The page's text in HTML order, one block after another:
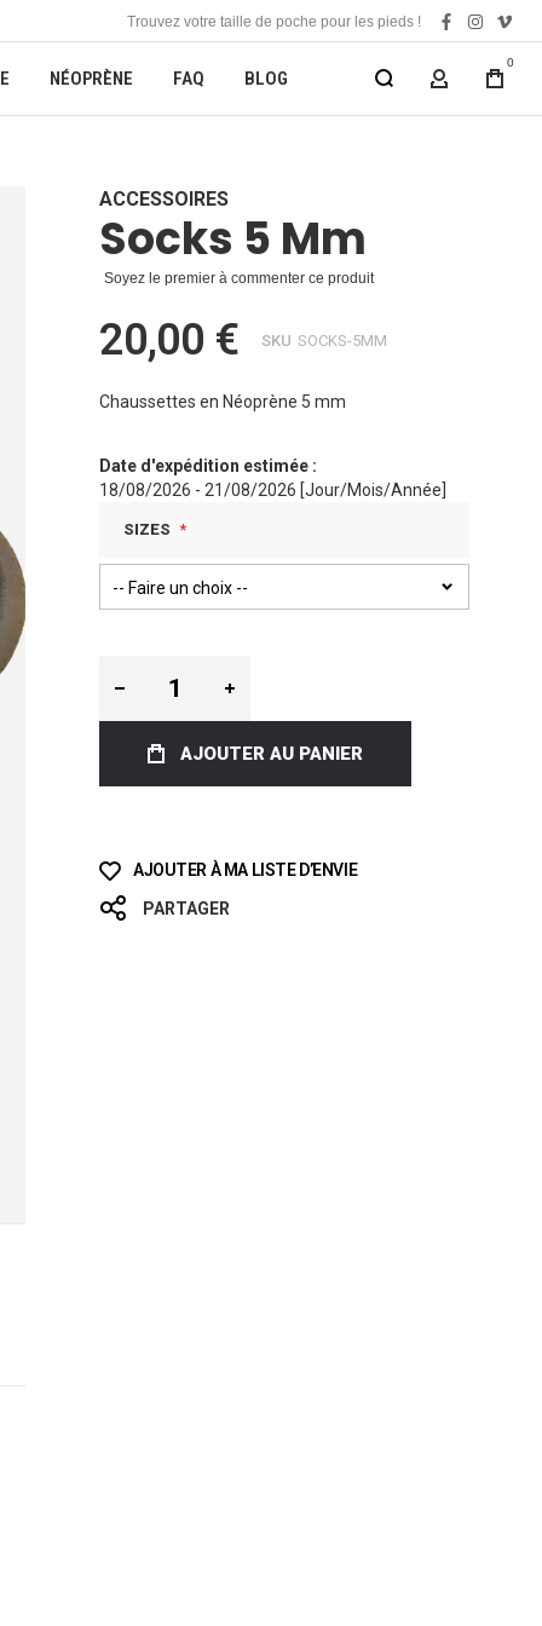
Trouvez votre taille de poche pour les pieds !
facebook
NÉOPRÈNE FAQ BLOG MON
0
ACCESSOIRES
Socks 5 Mm
Soyez le premier à commenter ce produit
20,00 € SKU SOCKS-5MM
Chaussettes en Néoprène 5 mm
Date d'expédition estimée :
18/08/2026 - 21/08/2026 [Jour/Mois/Année]
SIZES
AJOUTER AU PANIER
AJOUTER À MA LISTE D’ENVIE
PARTAGER